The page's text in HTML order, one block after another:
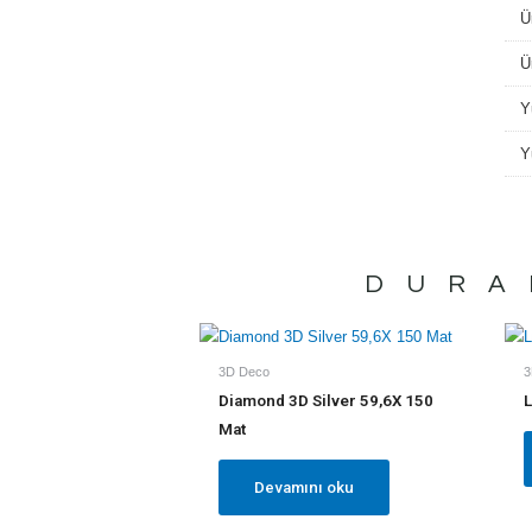
3D Deco
Diamond 3D Silver 59,6X 150
Mat
Devamını oku